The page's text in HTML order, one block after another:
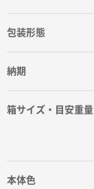
包装形態
納期
箱サイズ・目安重量
本体色